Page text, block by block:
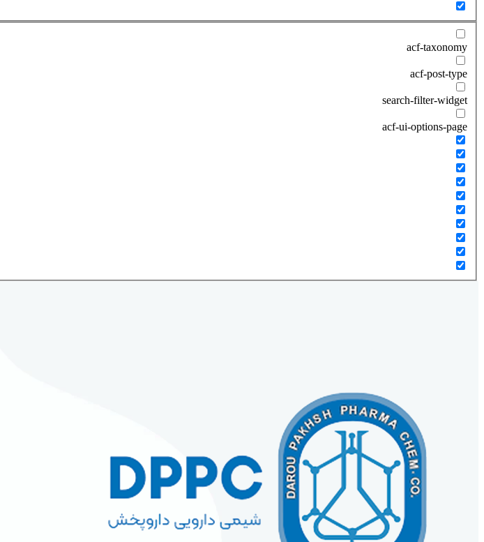
acf-taxonomy
acf-post-type
search-filter-widget
acf-ui-options-page